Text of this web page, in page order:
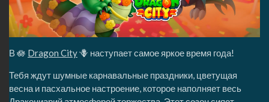
В 🪷 Dragon City🪻 наступает самое яркое время года!
Тебя ждут шумные карнавальные праздники, цветущая
весна и пасхальное настроение, которое наполняет весь